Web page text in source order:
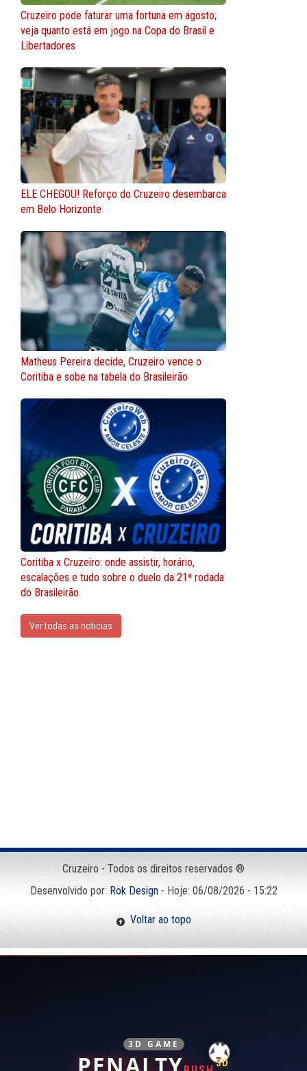
Cruzeiro pode faturar uma fortuna em agosto;
veja quanto está em jogo na Copa do Brasil e
Libertadores
ELE CHEGOU! Reforço do Cruzeiro desembarca
em Belo Horizonte
Matheus Pereira decide, Cruzeiro vence o
Coritiba e sobe na tabela do Brasileirão
Coritiba x Cruzeiro: onde assistir, horário,
escalações e tudo sobre o duelo da 21ª rodada
do Brasileirão
Ver todas as noticias
Cruzeiro - Todos os direitos reservados ®
Desenvolvido por: Rok Design- Hoje: 06/08/2026 - 15:22
Voltar ao topo
3D GAME
3D